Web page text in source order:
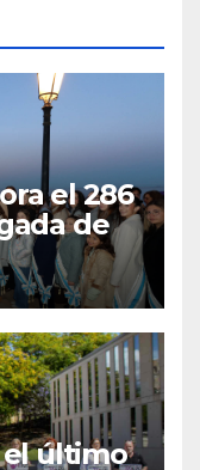
el 286
de
del
último